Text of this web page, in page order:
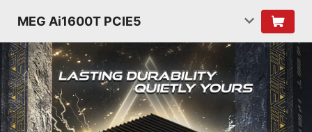
MEG Ai1600T PCIE5